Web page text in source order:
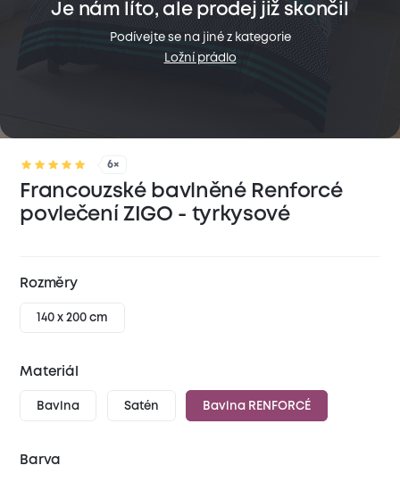
6×
Francouzské bavlněné Renforcé
povlečení ZIGO - tyrkysové
Rozměry
140 x 200 cm
Materiál
Bavlna Satén Bavlna RENFORCÉ
Barva
Je nám líto, ale prodej již skončil
Podívejte se na jiné z kategorie
Ložní prádlo